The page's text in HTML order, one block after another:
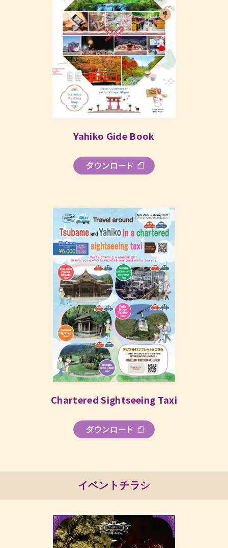
Yahiko Gide Book
Chartered Sightseeing Taxi
イベントチラシ